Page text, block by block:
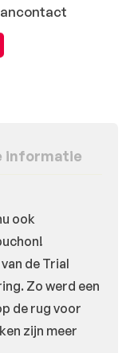
informatie
ook
de Trial
Zo werd een
de rug voor
zijn meer